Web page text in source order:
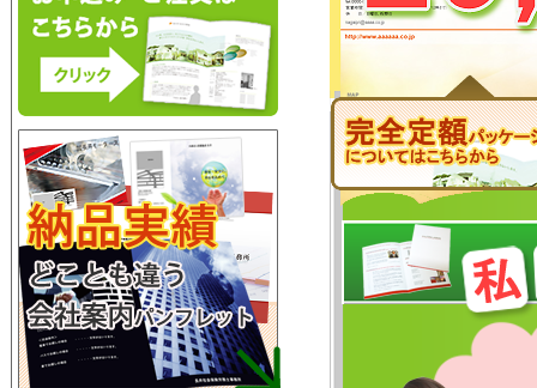
※消費税込み
※A3 ２つ折り